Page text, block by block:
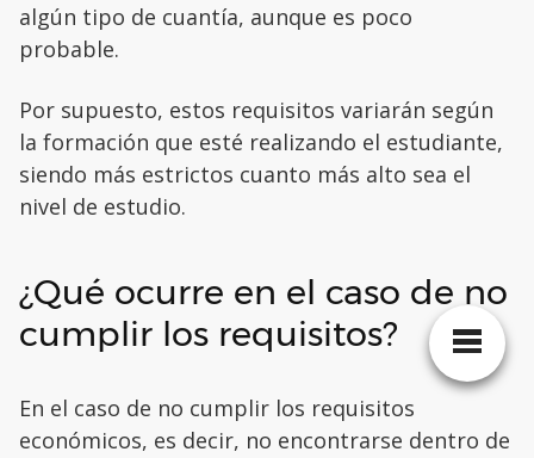
algún tipo de cuantía, aunque es poco
probable.
Por supuesto, estos requisitos variarán según
la formación que esté realizando el estudiante,
siendo más estrictos cuanto más alto sea el
nivel de estudio.
¿Qué ocurre en el caso de no
cumplir los requisitos?
En el caso de no cumplir los requisitos
económicos, es decir, no encontrarse dentro de